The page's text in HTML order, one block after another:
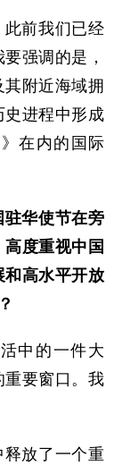
前我们已经
强调的是，
附近海域拥
进程中形成
在内的国际
华使节在旁
度重视中国
高水平开放
中的一件大
要窗口。我
放了一个重